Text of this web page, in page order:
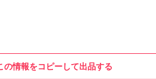
の情報をコピーして出品する